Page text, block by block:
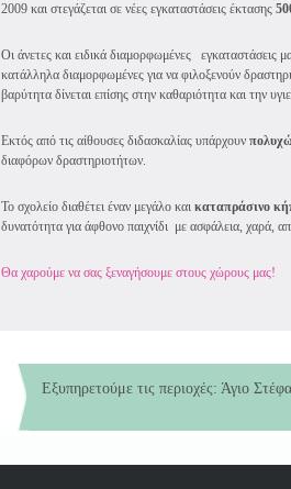
2009 και στεγάζεται σε νέες εγκαταστάσεις έκτασης
Οι άνετες και ειδικά διαμορφωμένες εγκαταστάσεις
κατάλληλα διαμορφωμένες για να φιλοξενούν
βαρύτητα δίνεται επίσης στην καθαριότητα και την
Εκτός από τις αίθουσες διδασκαλίας υπάρχουν
διαφόρων δραστηριοτήτων.
Το σχολείο διαθέτει έναν μεγάλο και καταπράσινο
δυνατότητα για άφθονο παιχνίδι με ασφάλεια, χαρά,
Θα χαρούμε να σας ξεναγήσουμε στους χώρους μας!
Εξυπηρετούμε τις περιοχές: Άγιο